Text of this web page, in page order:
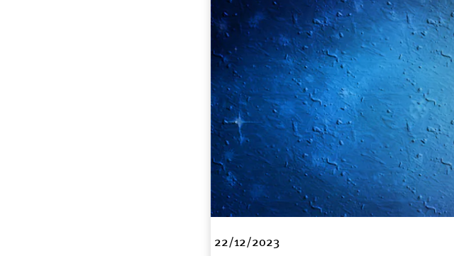
22/12/2023